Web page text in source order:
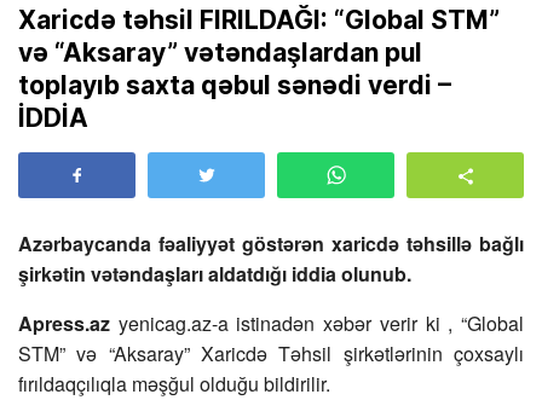
Xaricdə təhsil FIRILDAĞI: “Global STM”
və “Aksaray” vətəndaşlardan pul
toplayıb saxta qəbul sənədi verdi –
İDDİA
Azərbaycanda fəaliyyət göstərən xaricdə təhsillə bağlı
şirkətin vətəndaşları aldatdığı iddia olunub.
Apress.az yenicag.az-a istinadən xəbər verir ki , “Global
STM” və “Aksaray” Xaricdə Təhsil şirkətlərinin çoxsaylı
fırıldaqçılıqla məşğul olduğu bildirilir.